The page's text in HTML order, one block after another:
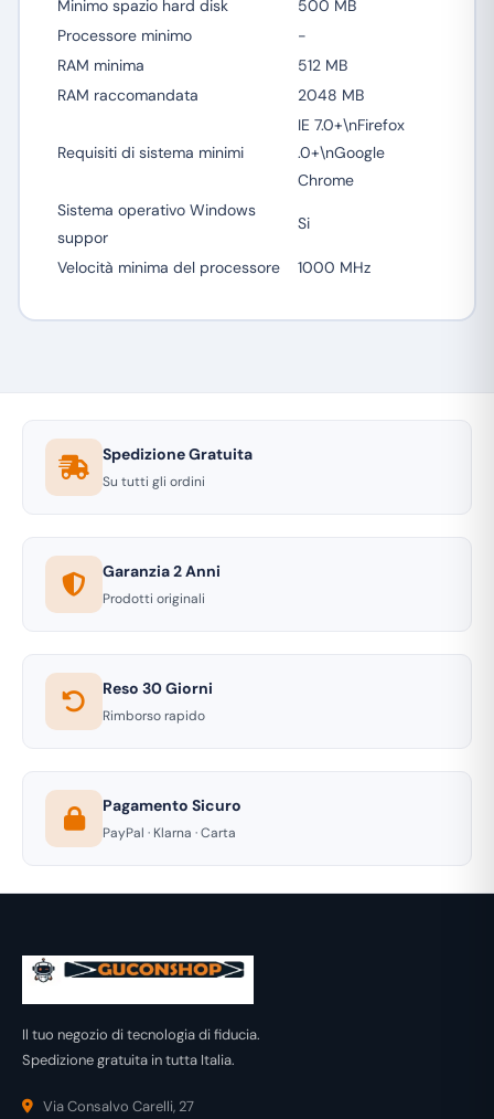
Minimo spazio hard disk
500 MB
Processore minimo
-
RAM minima
512 MB
RAM raccomandata
2048 MB
Requisiti di sistema minimi
IE 7.0+\nFirefox
.0+\nGoogle
Chrome
Sistema operativo Windows
suppor
Si
Velocità minima del processore 1000 MHz
Spedizione Gratuita
Su tutti gli ordini
Garanzia 2 Anni
Prodotti originali
Reso 30 Giorni
Rimborso rapido
Pagamento Sicuro
PayPal · Klarna · Carta
Il tuo negozio di tecnologia di fiducia.
Spedizione gratuita in tutta Italia.
Via Consalvo Carelli, 27